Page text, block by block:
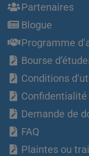
Partenaires
Blogue
Programme
Bourse
Conditions
Confidentialité
Demande de
FAQ
Plaintes ou